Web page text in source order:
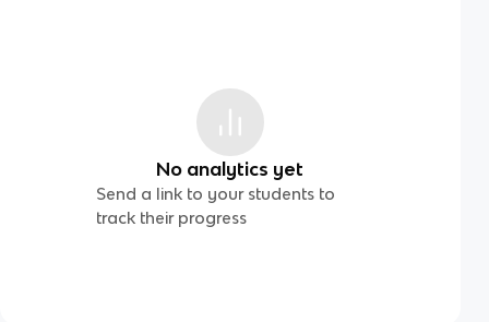
No analytics yet
Send a link to your students to
track their progress